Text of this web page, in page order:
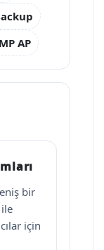
AP
bir
için